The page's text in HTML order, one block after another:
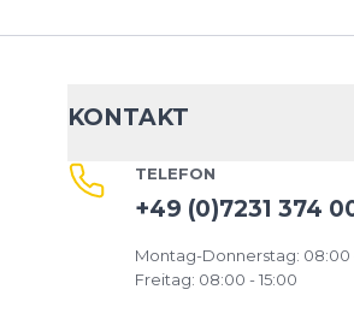
KONTAKT
TELEFON
+49 (0)7231 374
Montag-Donnerstag: 08:00
Freitag: 08:00 - 15:00